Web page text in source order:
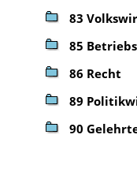
83
85
86 Recht
89
90